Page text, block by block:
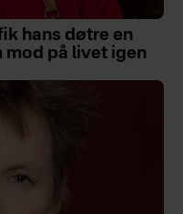
hans døtre en
mod på livet igen